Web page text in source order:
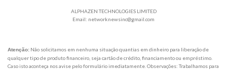
ALPHAZEN TECHNOLOGIES LIMITED
Email: networknewsinc@gmail.com
Atenção: Não solicitamos em nenhuma situação quantias em dinheiro para liberação de
qualquer tipo de produto financeiro, seja cartão de crédito, financiamento ou empréstimo.
Caso isto aconteça nos avise pelo formulário imediatamente. Observações: Trabalhamos para